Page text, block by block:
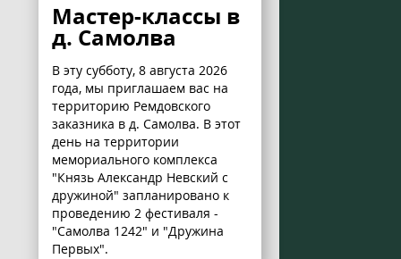
Мастер-классы в
д. Самолва
В эту субботу, 8 августа 2026
года, мы приглашаем вас на
территорию Ремдовского
заказника в д. Самолва. В этот
день на территории
мемориального комплекса
"Князь Александр Невский с
дружиной" запланировано к
проведению 2 фестиваля -
"Самолва 1242" и "Дружина
Первых".